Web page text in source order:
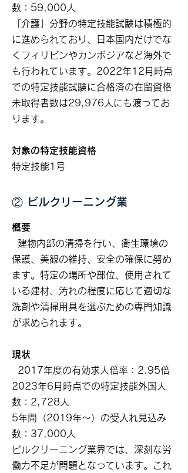
数：59,000人
「介護」分野の特定技能試験は積極的
に進められており、日本国内だけでな
くフィリピンやカンボジアなど海外で
も行われています。2022年12月時点
での特定技能試験に合格済の在留資格
未取得者数は29,976人にも渡ってお
ります。
対象の特定技能資格
特定技能1号
② ビルクリーニング業
概要
建物内部の清掃を行い、衛生環境の
保護、美観の維持、安全の確保に努め
ます。特定の場所や部位、使用されて
いる建材、汚れの程度に応じて適切な
洗剤や清掃用具を選ぶための専門知識
が求められます。
現状
2017年度の有効求人倍率：2.95倍
2023年6月時点での特定技能外国人
数：2,728人
5年間（2019年〜）の受入れ見込み
数：37,000人
ビルクリーニング業界では、深刻な労
働力不足が問題となっています。これ